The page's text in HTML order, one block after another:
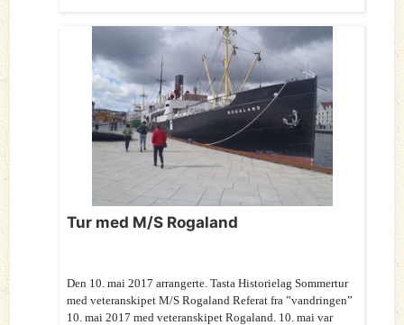
Tur med M/S Rogaland
Den 10. mai 2017 arrangerte. Tasta Historielag Sommertur
med veteranskipet M/S Rogaland Referat fra ”vandringen”
10. mai 2017 med veteranskipet Rogaland. 10. mai var